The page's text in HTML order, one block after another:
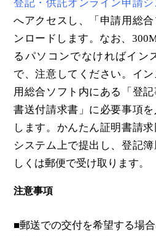
登記・供託オンライン申請
へアクセスし、「申請用総
ンロードします。なお、
るパソコンでなければイン
で、注意してください。イ
用総合ソフト内にある「登
書送付請求書」に必要事項
します。かんたん証明書請
システム上で提出し、登記
しくは郵便で受け取ります。
注意事項
■郵送での交付を希望する場